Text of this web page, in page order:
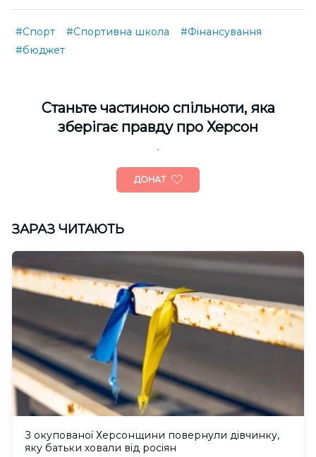
#Спорт #Спортивна школа
#Фінансування
#бюджет
Cтаньте частиною спільноти, яка
зберігає правду про Херсон
ДОНАТ
ЗАРАЗ ЧИТАЮТЬ
З окупованої Херсонщини повернули дівчинку,
яку батьки ховали від росіян